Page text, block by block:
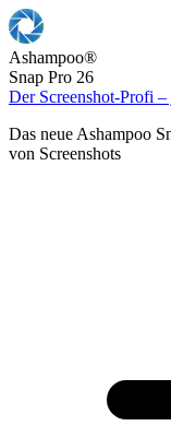
Ashampoo®
Snap Pro 26
Der Screenshot-Profi
Das neue Ashampoo
von Screenshots